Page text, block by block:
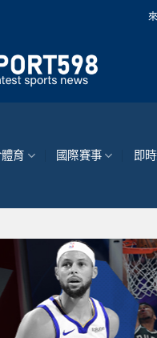
來自世界各地的最新
育 國際賽事 即